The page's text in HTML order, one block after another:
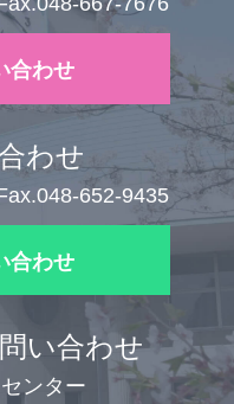
合わせ
わせ
652-9435
合わせ
い合わせ
ンター